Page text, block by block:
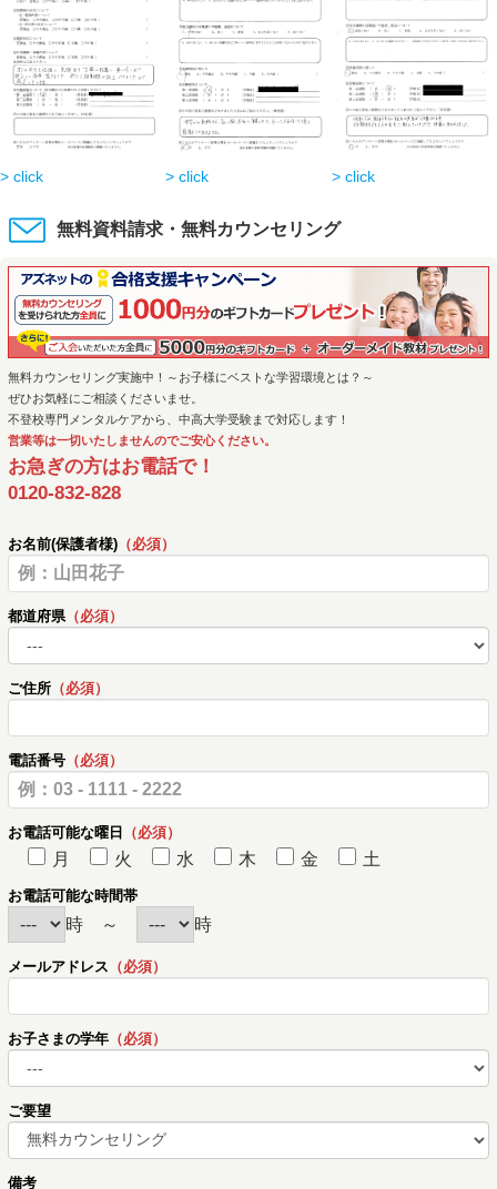
> click > click > click
無料資料請求・無料カウンセリング
無料カウンセリング実施中！～お子様にベストな学習環境とは？～
ぜひお気軽にご相談くださいませ。
不登校専門メンタルケアから、中高大学受験まで対応します！
営業等は一切いたしませんのでご安心ください。
お急ぎの方はお電話で！
0120-832-828
お名前(保護者様) （必須）
都道府県 （必須）
ご住所 （必須）
電話番号 （必須）
お電話可能な曜日 （必須）
月 火 水 木 金 土
お電話可能な時間帯
時 ～ 時
メールアドレス （必須）
お子さまの学年 （必須）
ご要望
備考